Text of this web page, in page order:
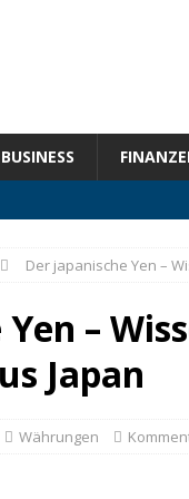
BUSINESS
Der japanische Yen –
–
Japan
Währungen